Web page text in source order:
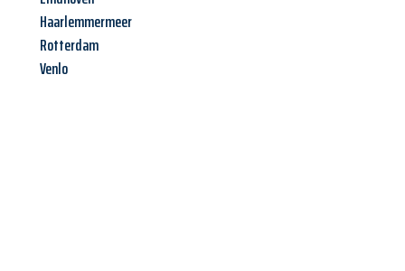
Haarlemmermeer
Rotterdam
Venlo